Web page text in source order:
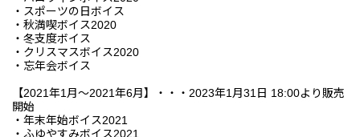
・スポーツの日ボイス
・秋満喫ボイス2020
・冬支度ボイス
・クリスマスボイス2020
・忘年会ボイス
【2021年1月～2021年6月】・・・2023年1月31日 18:00より販売
開始
・年末年始ボイス2021
・ふゆやすみボイス2021